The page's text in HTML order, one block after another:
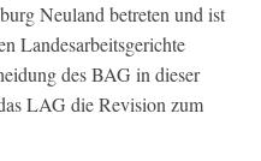
Neuland betreten und ist
Landesarbeitsgerichte
des BAG in dieser
LAG die Revision zum